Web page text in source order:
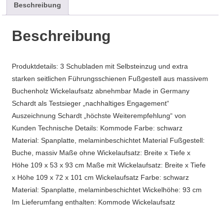
Beschreibung
Beschreibung
Produktdetails: 3 Schubladen mit Selbsteinzug und extra
starken seitlichen Führungsschienen Fußgestell aus massivem
Buchenholz Wickelaufsatz abnehmbar Made in Germany
Schardt als Testsieger „nachhaltiges Engagement“
Auszeichnung Schardt „höchste Weiterempfehlung“ von
Kunden Technische Details: Kommode Farbe: schwarz
Material: Spanplatte, melaminbeschichtet Material Fußgestell:
Buche, massiv Maße ohne Wickelaufsatz: Breite x Tiefe x
Höhe 109 x 53 x 93 cm Maße mit Wickelaufsatz: Breite x Tiefe
x Höhe 109 x 72 x 101 cm Wickelaufsatz Farbe: schwarz
Material: Spanplatte, melaminbeschichtet Wickelhöhe: 93 cm
Im Lieferumfang enthalten: Kommode Wickelaufsatz